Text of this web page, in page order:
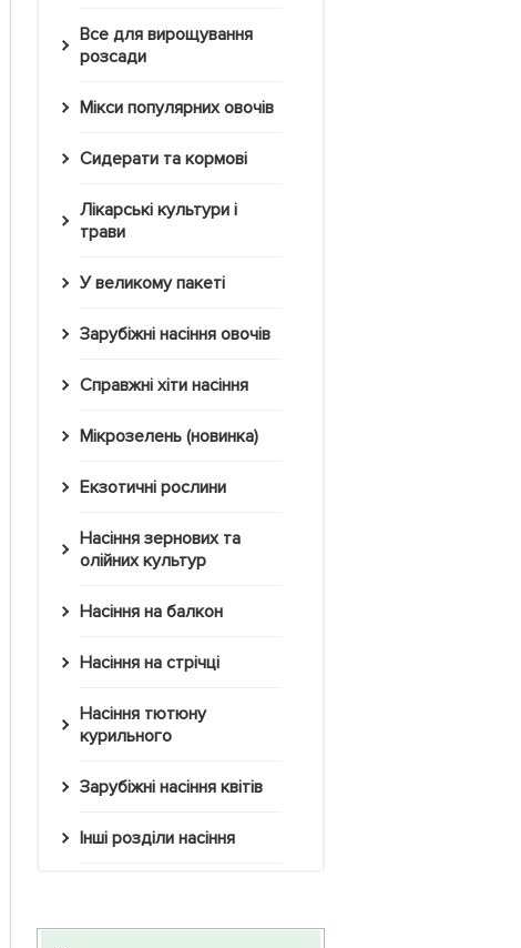
Все для вирощування
розсади
Мікси популярних овочів
Сидерати та кормові
Лікарські культури і
трави
У великому пакеті
Зарубіжні насіння овочів
Справжні хіти насіння
Мікрозелень (новинка)
Екзотичні рослини
Насіння зернових та
олійних культур
Насіння на балкон
Насіння на стрічці
Насіння тютюну
курильного
Зарубіжні насіння квітів
Інші розділи насіння